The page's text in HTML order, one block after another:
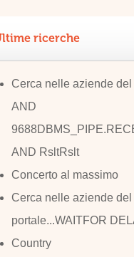
ricerche
Cerca nelle aziende del
AND
AND RsltRslt
Concerto al massimo
Cerca nelle aziende del
portale...WAITFOR
Country